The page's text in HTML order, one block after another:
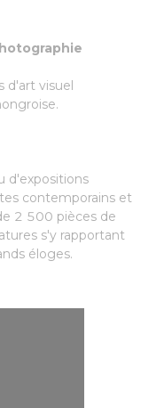
d'art visuel
d'expositions
contemporains et
2 500 pièces de
s'y rapportant
éloges.